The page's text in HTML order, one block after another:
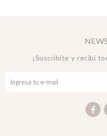
¡Suscribite y recibí
